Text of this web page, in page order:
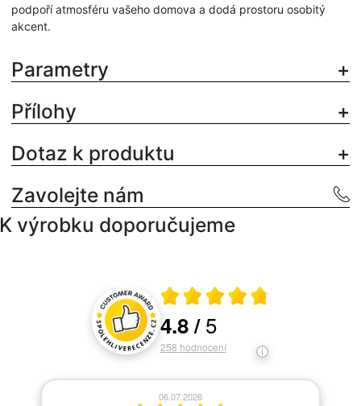
podpoří atmosféru vašeho domova a dodá prostoru osobitý
akcent.
Parametry
Přílohy
Dotaz k produktu
Zavolejte nám
K výrobku doporučujeme
Hodnocení a recenze zákazníků
Průměrné hodnocení 4.8 z 5
4.8/5
258 hodnocení
06.07.2026